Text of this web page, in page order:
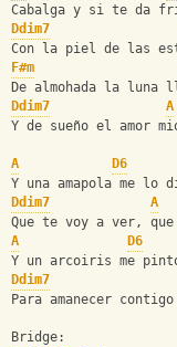
Cabalga y si te da
Ddim7
Con la piel de las
F#m
De almohada la luna
Ddim7
A
Y de sueño el amor
A
D6
Y una amapola me lo
Ddim7
A
Que te voy a ver,
A
D6
Y un arcoiris me
Ddim7
Para amanecer
Bridge: